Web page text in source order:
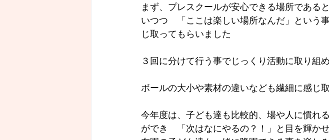
まず、プレスクールが安心できる場所である
いつつ　「ここは楽しい場所なんだ」という
じ取ってもらいました
３回に分けて行う事でじっくり活動に取り組
ボールの大小や素材の違いなども繊細に感じ
今年度は、子ども達も比較的、場や人に慣れ
ができ　「次はなにやるの？！」と目を輝か